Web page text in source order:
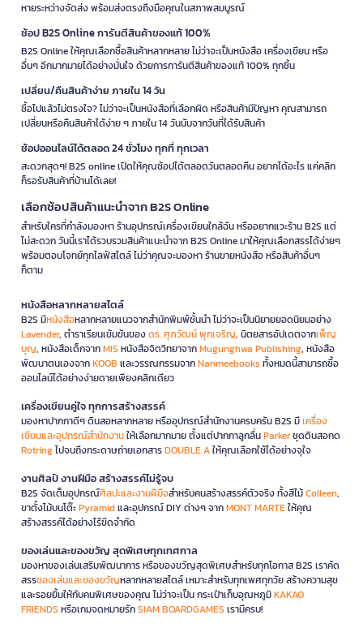
หายระหว่างจัดส่ง พร้อมส่งตรงถึงมือคุณในสภาพสมบูรณ์
ช้อป B2S Online การันตีสินค้าของแท้ 100%
B2S Online ให้คุณเลือกซื้อสินค้าหลากหลาย ไม่ว่าจะเป็นหนังสือ เครื่องเขียน หรือ
อื่นๆ อีกมากมายได้อย่างมั่นใจ ด้วยการการันตีสินค้าของแท้ 100% ทุกชิ้น
เปลี่ยน/คืนสินค้าง่าย ภายใน 14 วัน
ซื้อไปแล้วไม่ตรงใจ? ไม่ว่าจะเป็นหนังสือที่เลือกผิด หรือสินค้ามีปัญหา คุณสามารถ
เปลี่ยนหรือคืนสินค้าได้ง่าย ๆ ภายใน 14 วันนับจากวันที่ได้รับสินค้า
ช้อปออนไลน์ได้ตลอด 24 ชั่วโมง ทุกที่ ทุกเวลา
สะดวกสุดๆ! B2S online เปิดให้คุณช้อปได้ตลอดวันตลอดคืน อยากได้อะไร แค่คลิก
ก็รอรับสินค้าที่บ้านได้เลย!
เลือกช้อปสินค้าแนะนำจาก B2S Online
สำหรับใครที่กำลังมองหา ร้านอุปกรณ์เครื่องเขียนใกล้ฉัน หรืออยากแวะร้าน B2S แต่
ไม่สะดวก วันนี้เราได้รวบรวมสินค้าแนะนำจาก B2S Online มาให้คุณเลือกสรรได้ง่ายๆ
พร้อมตอบโจทย์ทุกไลฟ์สไตล์ ไม่ว่าคุณจะมองหา ร้านขายหนังสือ หรือสินค้าอื่นๆ
ก็ตาม
หนังสือหลากหลายสไตล์
B2S มีหนังสือหลากหลายแนวจากสำนักพิมพ์ชั้นนำ ไม่ว่าจะเป็นนิยายยอดนิยมอย่าง
Lavender, ตำราเรียนเข้มข้นของดร. ศุภวัฒน์ พุกเจริญ, นิตยสารอัปเดตจากเพ็ญ
บุญ, หนังสือเด็กจากMIS หนังสือจิตวิทยาจากMugunghwa Publishing, หนังสือ
พัฒนาตนเองจากKOOB และวรรณกรรมจากNanmeebooks ทั้งหมดนี้สามารถซื้อ
ออนไลน์ได้อย่างง่ายดายเพียงคลิกเดียว
เครื่องเขียนคู่ใจ ทุกการสร้างสรรค์
มองหาปากกาดีๆ ดินสอหลากหลาย หรืออุปกรณ์สำนักงานครบครัน B2S มีเครื่อง
เขียนและอุปกรณ์สำนักงานให้เลือกมากมาย ตั้งแต่ปากกาลูกลื่นParkerชุดดินสอกด
Rotringไปจนถึงกระดาษถ่ายเอกสารDOUBLE Aให้คุณเลือกใช้ได้อย่างจุใจ
งานศิลป์ งานฝีมือ สร้างสรรค์ไม่รู้จบ
B2S จัดเต็มอุปกรณ์ศิลปะและงานฝีมือสำหรับคนสร้างสรรค์ตัวจริง ทั้งสีไม้Colleen,
ขาตั้งไม้บนโต๊ะPyramidและอุปกรณ์ DIY ต่างๆ จากMONT MARTEให้คุณ
สร้างสรรค์ได้อย่างไร้ขีดจำกัด
ของเล่นและของขวัญ สุดพิเศษทุกเทศกาล
มองหาของเล่นเสริมพัฒนาการ หรือของขวัญสุดพิเศษสำหรับทุกโอกาส B2S เราคัด
สรรของเล่นและของขวัญหลากหลายสไตล์ เหมาะสำหรับทุกเพศทุกวัย สร้างความสุข
และรอยยิ้มให้กับคนพิเศษของคุณ ไม่ว่าจะเป็น กระเป๋าเก็บอุณหภูมิKAKAO
FRIENDS หรือเกมจดหมายรักSIAM BOARDGAMES เรามีครบ!